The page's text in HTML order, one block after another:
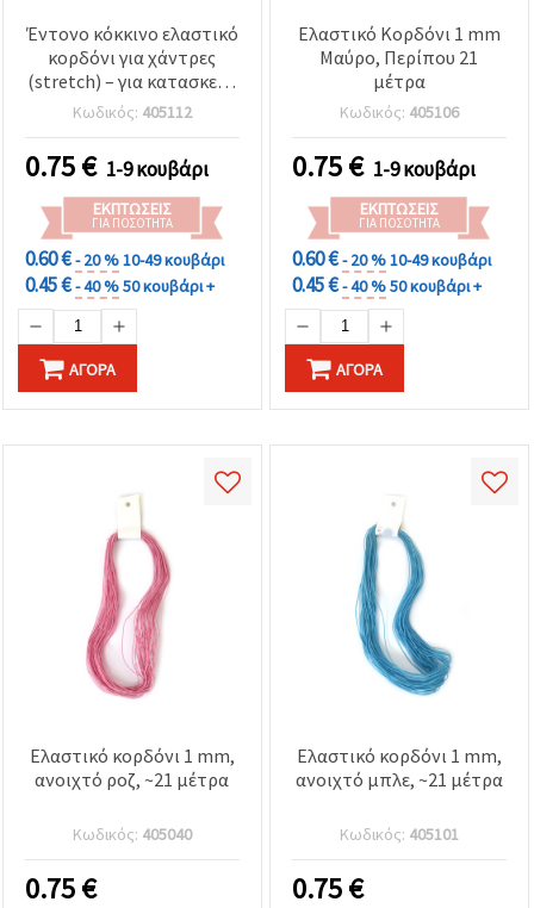
Έντονο κόκκινο ελαστικό
κορδόνι για χάντρες
(stretch) – για κατασκευή
κοσμημάτων,
βραχιολιών & DIY
χειροτεχνιών, 1 mm, περ.
21 m
Κωδικός: 405112
0.75€ 1-9 κουβάρι
ΕΚΠΤΏΣΕΙΣ
ΓΙΑ ΠΟΣΌΤΗΤΑ
0.60 €- 20 %10-49 κουβάρι
0.45 €- 40 %50 κουβάρι +
ΑΓΟΡΆ
Ελαστικό Κορδόνι 1 mm
Μαύρο, Περίπου 21
μέτρα
Κωδικός: 405106
0.75€ 1-9 κουβάρι
ΕΚΠΤΏΣΕΙΣ
ΓΙΑ ΠΟΣΌΤΗΤΑ
0.60 €- 20 %10-49 κουβάρι
0.45 €- 40 %50 κουβάρι +
ΑΓΟΡΆ
Ελαστικό κορδόνι 1 mm,
ανοιχτό ροζ, ~21 μέτρα
Κωδικός: 405040
0.75€
Ελαστικό κορδόνι 1 mm,
ανοιχτό μπλε, ~21 μέτρα
Κωδικός: 405101
0.75€